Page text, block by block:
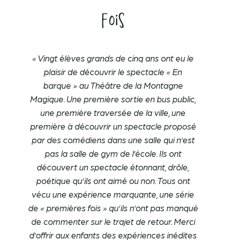
fois
« Vingt élèves grands de cinq ans ont eu le
plaisir de découvrir le spectacle « En
barque » au Théâtre de la Montagne
Magique. Une première sortie en bus public,
une première traversée de la ville, une
première à découvrir un spectacle proposé
par des comédiens dans une salle qui n’est
pas la salle de gym de l’école. Ils ont
découvert un spectacle étonnant, drôle,
poétique qu’ils ont aimé ou non. Tous ont
vécu une expérience marquante, une série
de « premières fois » qu’ils n’ont pas manqué
de commenter sur le trajet de retour. Merci
d’offrir aux enfants des expériences inédites